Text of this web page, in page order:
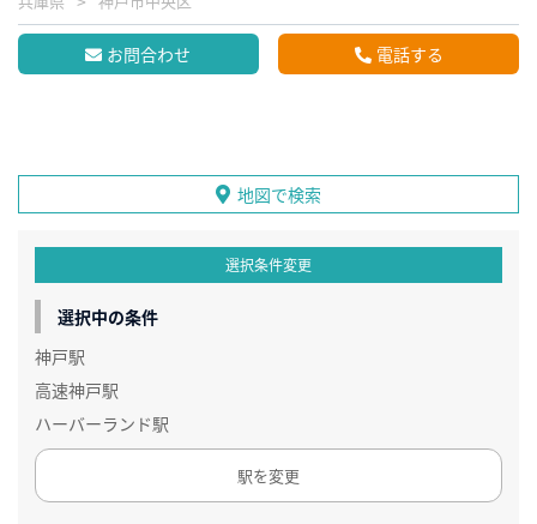
お問合わせ 電話する
地図で検索
選択条件変更
選択中の条件
神戸駅
高速神戸駅
ハーバーランド駅
駅を変更